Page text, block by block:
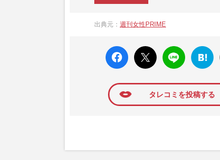
か、女性週刊誌『週刊女性』の誌面に掲載
出典元： 週刊女性PRIME
faceboo
k いい
ね
X ポス
ト
LINE
はてな
ブック
マーク
タレコミを投稿する